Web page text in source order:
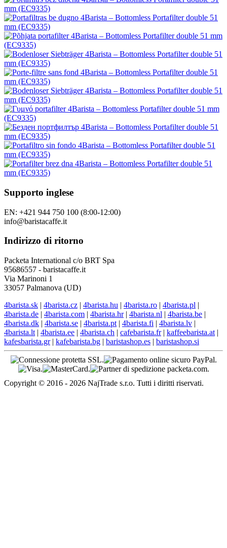
Supporto inglese
EN: +421 944 750 100 (8:00-12:00)
info@baristacaffe.it
Indirizzo di ritorno
Packeta International c/o BRT Spa
95686557 - baristacaffe.it
Via Marinoni 1
33057 Palmanova (UD)
4barista.sk | 4barista.cz | 4barista.hu | 4barista.ro | 4barista.pl |
4barista.de | 4barista.com | 4barista.hr| 4barista.nl | 4barista.be |
4barista.dk | 4barista.se | 4barista.pt | 4barista.fi | 4barista.lv |
4barista.lt | 4barista.ee | 4barista.ch | cafebarista.fr| kaffeebarista.at |
kafesbarista.gr| kafebarista.bg | baristashop.es | baristashop.si
Copyright © 2016 - 2026 NajTrade s.r.o. Tutti i diritti riservati.